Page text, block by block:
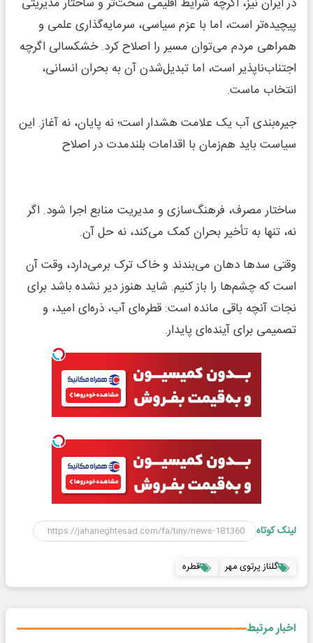
پیچیده‌تر است، اما با عزم سیاسی، سرمایه‌گذاری علمی و
همراهی مردم می‌توان مسیر را اصلاح کرد. خشکسالی اگرچه
اجتناب‌ناپذیر است، اما تبدیل‌شدن آن به بحران انسانی،
انتخاب ماست.
جیره‌بندی آب یک علامت هشدار است؛ نه پایان، نه آغاز. این
سیاست باید هم‌زمان با اقدامات بلندمدت در اصلاح
ساختار مصرف، فرهنگ‌سازی و مدیریت منابع اجرا شود. اگر
نه، تنها به تأخیر بحران کمک می‌کند، نه حل آن.
وقتی سدها دهان می‌بندند و خاک ترک برمی‌دارد، وقت آن
است که چشم‌ها را باز کنیم. شاید هنوز دیر نشده باشد برای
نجات آنچه باقی مانده است: قطره‌ای آب، ذره‌ای امید، و
تصمیمی برای آینده‌ای پایدار.
لینک کوتاه
گلناز پرتوی مهر قطره
اخبار مرتبط